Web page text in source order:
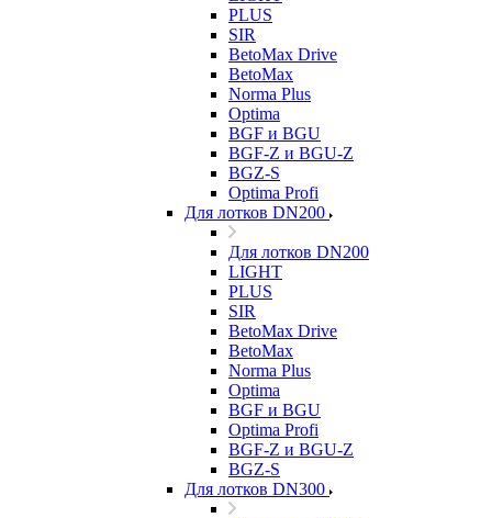
PLUS
SIR
BetoMax Drive
BetoMax
Norma Plus
Optima
BGF и BGU
BGF-Z и BGU-Z
BGZ-S
Optima Profi
Для лотков DN200
Для лотков DN200
LIGHT
PLUS
SIR
BetoMax Drive
BetoMax
Norma Plus
Optima
BGF и BGU
Optima Profi
BGF-Z и BGU-Z
BGZ-S
Для лотков DN300